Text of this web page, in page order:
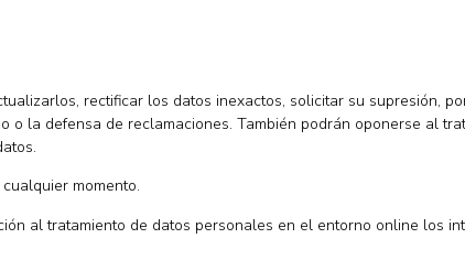
rectificar los datos inexactos, solicitar su supresión,
la defensa de reclamaciones. También podrán oponerse al
momento.
al tratamiento de datos personales en el entorno online los